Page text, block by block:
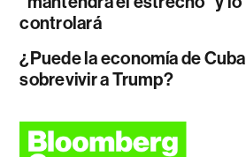
controlará
¿Puede la economía de Cuba
sobrevivir a Trump?